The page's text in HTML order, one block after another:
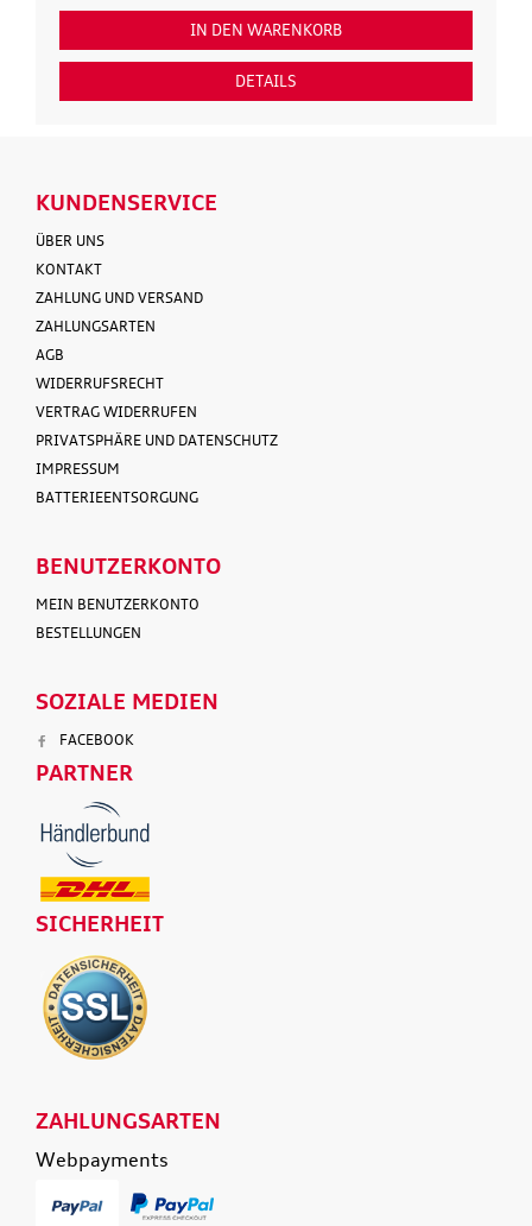
IN DEN WARENKORB
DETAILS
KUNDENSERVICE
ÜBER UNS
KONTAKT
ZAHLUNG UND VERSAND
ZAHLUNGSARTEN
AGB
WIDERRUFSRECHT
VERTRAG WIDERRUFEN
PRIVATSPHÄRE UND DATENSCHUTZ
IMPRESSUM
BATTERIEENTSORGUNG
BENUTZERKONTO
MEIN BENUTZERKONTO
BESTELLUNGEN
SOZIALE MEDIEN
FACEBOOK
PARTNER
SICHERHEIT
ZAHLUNGSARTEN
Webpayments